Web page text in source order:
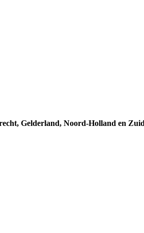
Gelderland, Noord-Holland en